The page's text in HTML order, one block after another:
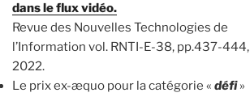
dans le flux vidéo.
Revue des Nouvelles Technologies de
l’Information vol. RNTI-E-38, pp.437-444,
2022.
Le prix ex-æquo pour la catégorie « défi»